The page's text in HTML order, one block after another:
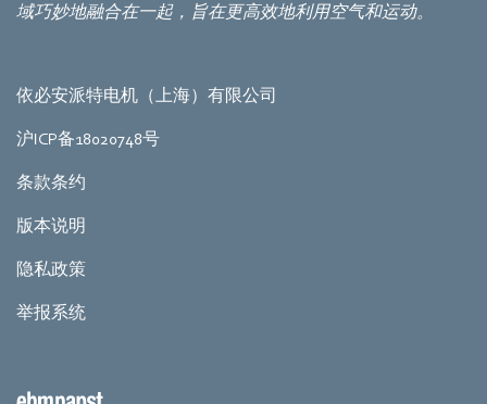
域巧妙地融合在一起，旨在更高效地利用空气和运动。
依必安派特电机（上海）有限公司
沪ICP备18020748号
条款条约
版本说明
隐私政策
举报系统